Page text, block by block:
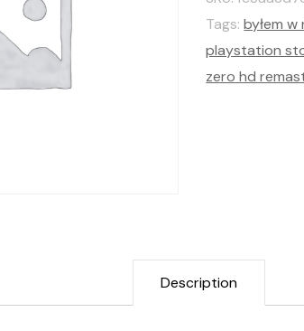
Tags:byłem w
playstation
zero hd
Description